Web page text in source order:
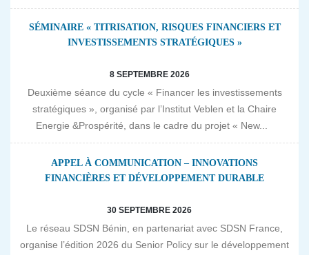
SÉMINAIRE « TITRISATION, RISQUES FINANCIERS ET
INVESTISSEMENTS STRATÉGIQUES »
8 SEPTEMBRE 2026
Deuxième séance du cycle « Financer les investissements
stratégiques », organisé par l’Institut Veblen et la Chaire
Energie &Prospérité, dans le cadre du projet « New...
APPEL À COMMUNICATION – INNOVATIONS
FINANCIÈRES ET DÉVELOPPEMENT DURABLE
30 SEPTEMBRE 2026
Le réseau SDSN Bénin, en partenariat avec SDSN France,
organise l’édition 2026 du Senior Policy sur le développement